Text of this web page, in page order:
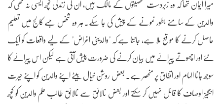
میرا ایمان تھا کہ وہ زبردست شخصیتوں کے مالک ہیں، ان کی زندگی کچھ ایسی نہ تھی کہ
والدین کے سامنے بطور نمونے کے پیش کی جا سکے۔ ہر وہ شخص جسے کالج میں تعلیم
حاصل کرنے کا موقع ملا ہے، جانتا ہے کہ "والدینی اغراض" کے لیے واقعات کو ایک
نئے اور اچھوتے پیرائے میں بیان کرنے کی ضرورت پیش آتی ہے لیکن اس پیرائے کا
سوجھ جانا الہام اور اتفاق پر منحصر ہے۔ بعض روشن خیال بیٹے اپنے والدین کو اپنے حیرت
انگیز اوصاف کا قائل نہیں کر سکتے اور بعض نالائق سے نالائق طالب علم والدین کو کچھ